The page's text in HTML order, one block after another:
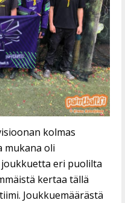
kolmas
mukana oli
eri puolilta
kertaa tällä
Joukkuemäärästä